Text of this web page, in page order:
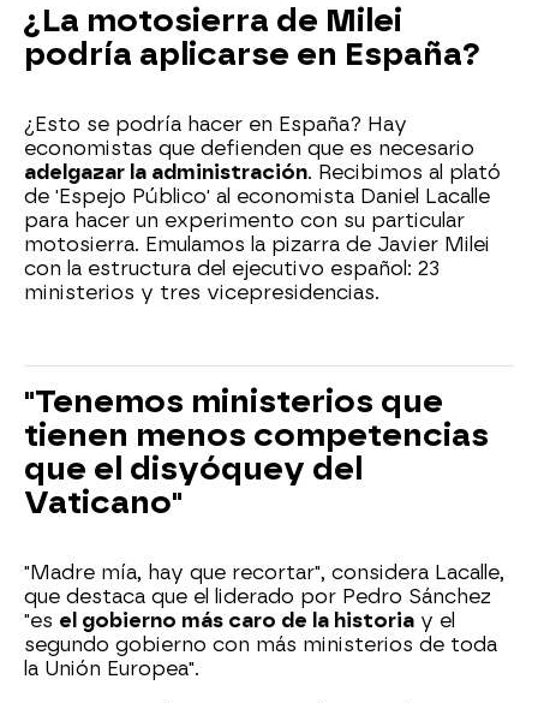
¿La motosierra de Milei
podría aplicarse en España?
¿Esto se podría hacer en España? Hay
economistas que defienden que es necesario
adelgazar la administración. Recibimos al plató
de 'Espejo Público' al economista Daniel Lacalle
para hacer un experimento con su particular
motosierra. Emulamos la pizarra de Javier Milei
con la estructura del ejecutivo español: 23
ministerios y tres vicepresidencias.
"Tenemos ministerios que
tienen menos competencias
que el disyóquey del
Vaticano"
"Madre mía, hay que recortar", considera Lacalle,
que destaca que el liderado por Pedro Sánchez
"es el gobierno más caro de la historia y el
segundo gobierno con más ministerios de toda
la Unión Europea".